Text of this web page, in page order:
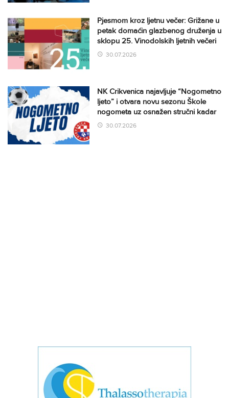
Pjesmom kroz ljetnu večer: Grižane u
petak domaćin glazbenog druženja u
sklopu 25. Vinodolskih ljetnih večeri
30.07.2026
NK Crikvenica najavljuje “Nogometno
ljeto” i otvara novu sezonu Škole
nogometa uz osnažen stručni kadar
30.07.2026